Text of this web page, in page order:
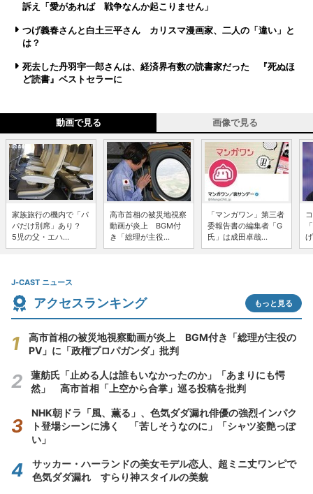
訴え「愛があれば 戦争なんか起こりません」
つげ義春さんと白土三平さん カリスマ漫画家、二人の「違い」と
は？
死去した丹羽宇一郎さんは、経済界有数の読書家だった 『死ぬほ
ど読書』ベストセラーに
動画で見る 画像で見る
家族旅行の機内で「パ
パだけ別席」あり？
5児の父・エハ...
高市首相の被災地視察
動画が炎上 BGM付
き「総理が主役...
「マンガワン」第三者
委報告書の編集者「G
氏」は成田卓哉...
J-CAST ニュース
アクセスランキング もっと見る
高市首相の被災地視察動画が炎上 BGM付き「総理が主役の
PV」に「政権プロパガンダ」批判
蓮舫氏「止める人は誰もいなかったのか」「あまりにも愕
然」 高市首相「上空から合掌」巡る投稿を批判
NHK朝ドラ「風、薫る」、色気ダダ漏れ俳優の強烈インパク
ト登場シーンに沸く 「苦しそうなのに」「シャツ姿艶っぽ
い」
サッカー・ハーランドの美女モデル恋人、超ミニ丈ワンピで
色気ダダ漏れ すらり神スタイルの美貌